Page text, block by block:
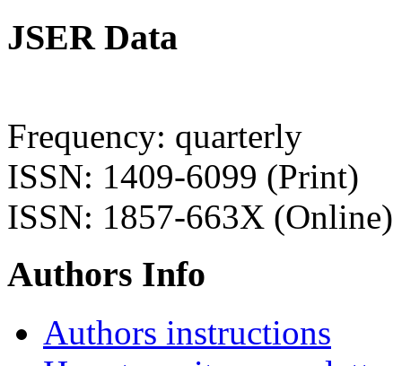
JSER Data
Frequency: quarterly
ISSN: 1409-6099 (Print)
ISSN: 1857-663X (Online)
Authors Info
Authors instructions